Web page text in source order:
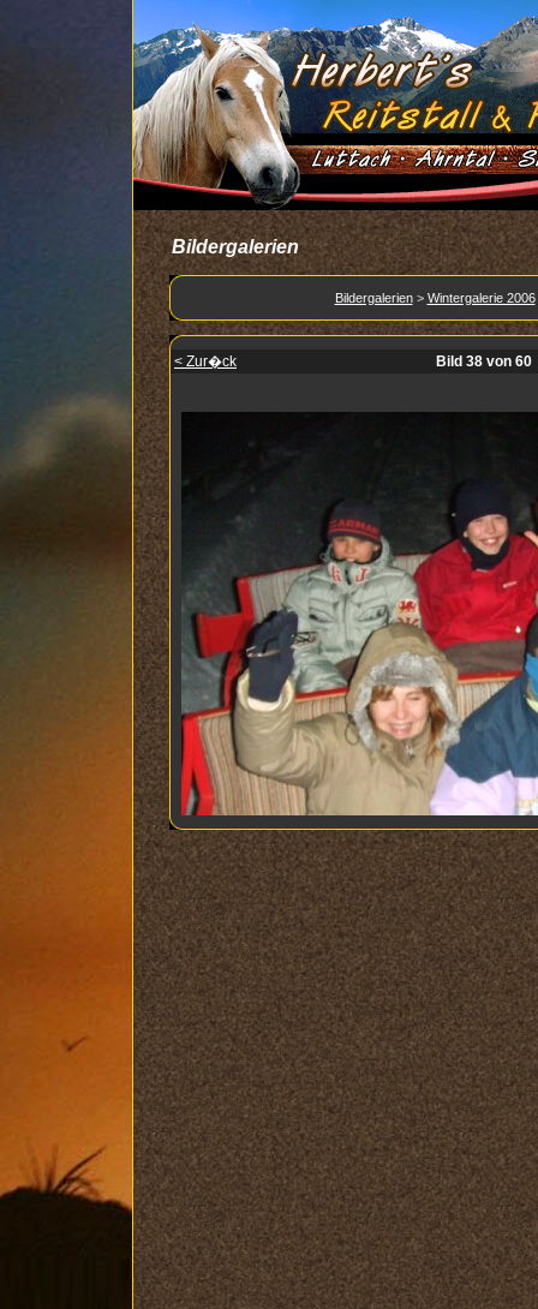
Bildergalerien
Bildergalerien> Wintergalerie 2006
< Zur�ck Bild 38 von 60